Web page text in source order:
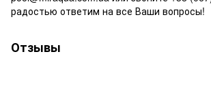
радостью ответим на все Ваши вопросы!
Отзывы